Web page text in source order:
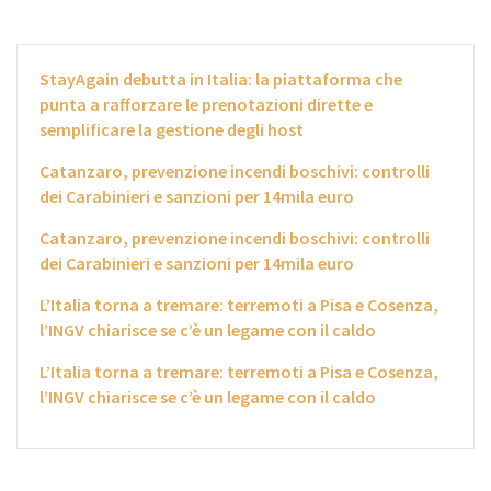
StayAgain debutta in Italia: la piattaforma che
punta a rafforzare le prenotazioni dirette e
semplificare la gestione degli host
Catanzaro, prevenzione incendi boschivi: controlli
dei Carabinieri e sanzioni per 14mila euro
Catanzaro, prevenzione incendi boschivi: controlli
dei Carabinieri e sanzioni per 14mila euro
L’Italia torna a tremare: terremoti a Pisa e Cosenza,
l’INGV chiarisce se c’è un legame con il caldo
L’Italia torna a tremare: terremoti a Pisa e Cosenza,
l’INGV chiarisce se c’è un legame con il caldo